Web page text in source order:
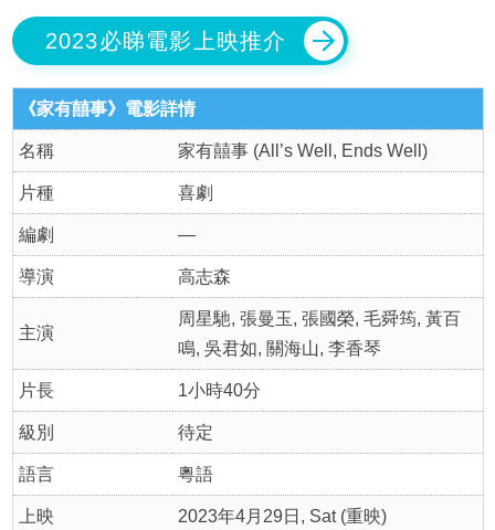
2023必睇電影上映推介
《家有囍事》電影詳情
名稱 家有囍事 (All’s Well, Ends Well)
片種 喜劇
編劇 —
導演 高志森
主演
周星馳, 張曼玉, 張國榮, 毛舜筠, 黃百
鳴, 吳君如, 關海山, 李香琴
片長 1小時40分
級別 待定
語言 粵語
上映 2023年4月29日, Sat (重映)